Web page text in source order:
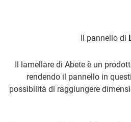
Il pannello di
Il lamellare di Abete è un
rendendo il pannello in
possibilità di raggiungere